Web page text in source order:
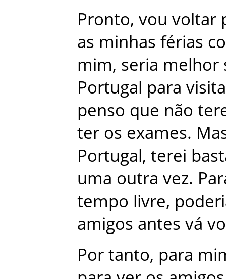
Pronto, vou voltar
as minhas férias
mim, seria melhor
Portugal para
penso que não
ter os exames.
Portugal, terei
uma outra vez.
tempo livre,
amigos antes vá
Por tanto, para